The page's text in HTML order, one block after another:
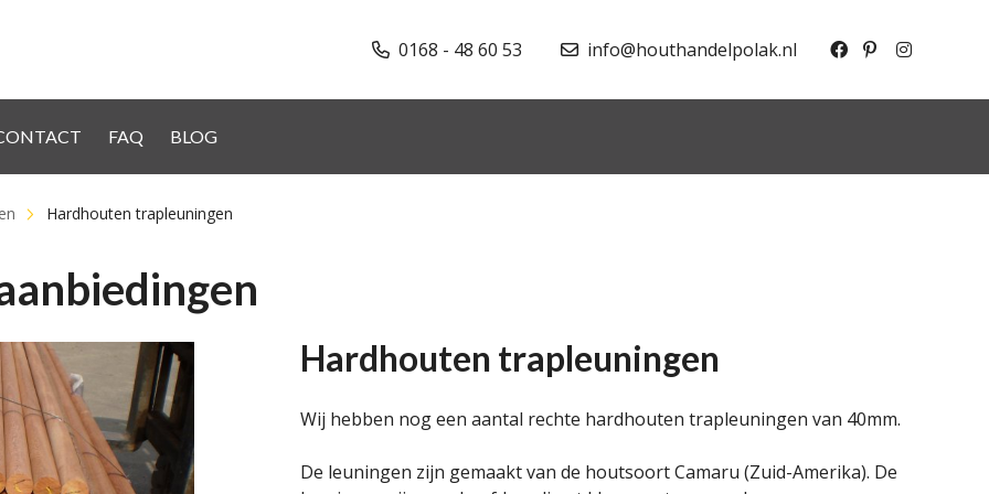
0168 - 48 60 53 info@houthandelpolak.nl
FAQ BLOG
Hardhouten trapleuningen
Hardhouten trapleuningen
Wij hebben nog een aantal rechte hardhouten trapleuningen van 40mm.
De leuningen zijn gemaakt van de houtsoort Camaru (Zuid-Amerika). De